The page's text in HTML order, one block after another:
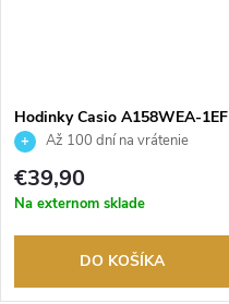
Hodinky Casio A158WEA-1EF
Až 100 dní na vrátenie
tovaru. Autorizovaný predajca.
€39,90
Na externom sklade
DO KOŠÍKA